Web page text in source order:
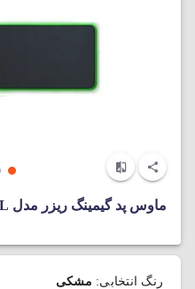
ماوس پد گیمینگ ریزر مدل Goliathus v3 XXL
رنگ انتخابی: مشکی